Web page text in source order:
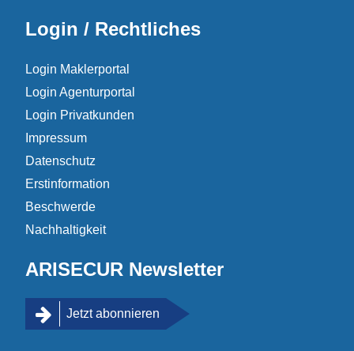
Login / Rechtliches
Login Maklerportal
Login Agenturportal
Login Privatkunden
Impressum
Datenschutz
Erstinformation
Beschwerde
Nachhaltigkeit
ARISECUR Newsletter
Jetzt abonnieren